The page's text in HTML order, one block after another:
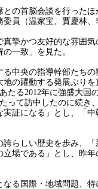
の首脳会談を行った
員（温家宝、賈慶林
摯かつ友好的な雰囲
一致」を見た。
中央の指導幹部たち
の躍動する発展ぶり
たる2012年に強盛大
って訪中したのに続
証になる」とし、「
らしい歴史を歩み、
場である」とし、昨
る国際・地域問題、